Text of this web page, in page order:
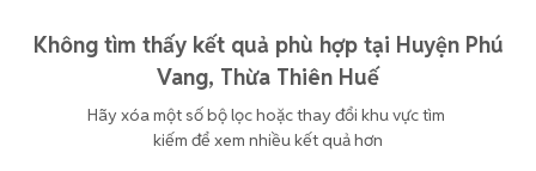
Không tìm thấy kết quả phù hợp tại Huyện Phú
Vang, Thừa Thiên Huế
Hãy xóa một số bộ lọc hoặc thay đổi khu vực tìm
kiếm để xem nhiều kết quả hơn